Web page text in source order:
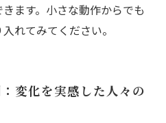
ます。小さな動作からでも
れてみてください。
変化を実感した人々の